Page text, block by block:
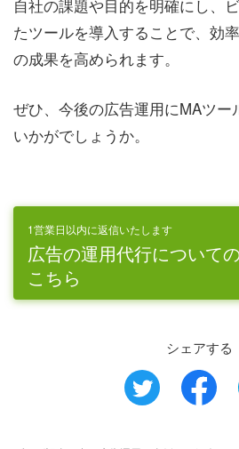
自社の課題や目的を明確にし、
たツールを導入することで、効
の成果を高められます。
ぜひ、今後の広告運用にMAツー
いかがでしょうか。
1営業日以内に返信いたします
広告の運用代行について
こちら
シェアする